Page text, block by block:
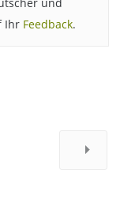
Ihr Feedback.